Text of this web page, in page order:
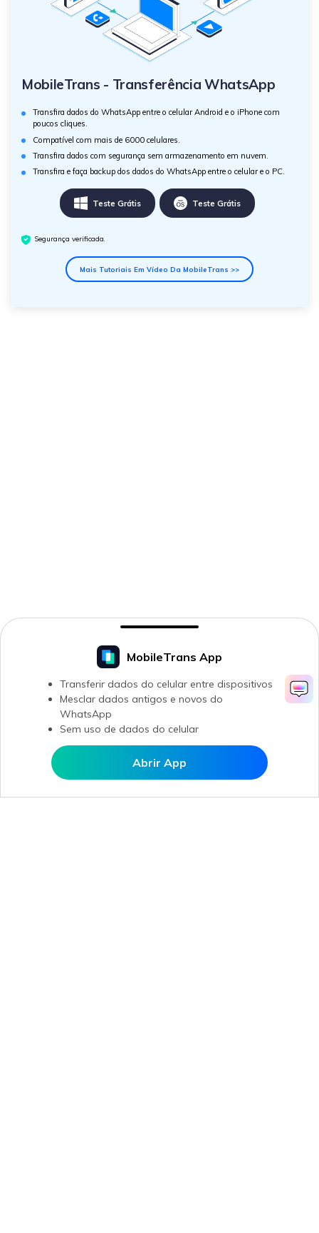
Abrir MobileTrans APP
MobileTrans App
Transferir dados do celular entre dispositivos
Mesclar dados antigos e novos do
WhatsApp
Sem uso de dados do celular
Abrir App
MobileTrans - Transferência WhatsApp
Transfira dados do WhatsApp entre o celular Android e o iPhone com
poucos cliques.
Compatível com mais de 6000 celulares.
Transfira dados com segurança sem armazenamento em nuvem.
Transfira e faça backup dos dados do WhatsApp entre o celular e o PC.
Teste Grátis Teste Grátis
Segurança verificada.
Mais Tutoriais Em Vídeo Da MobileTrans >>